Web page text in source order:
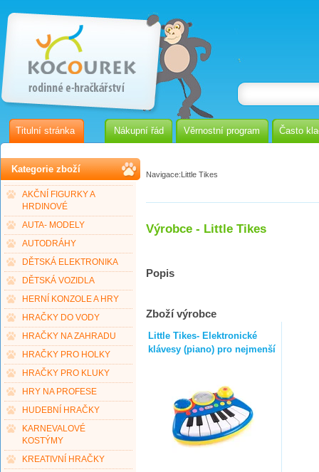
Titulní stránka Nákupní řád Věrnostní program Často
Kategorie zboží
AKČNÍ FIGURKY A
HRDINOVÉ
AUTA- MODELY
AUTODRÁHY
DĚTSKÁ ELEKTRONIKA
DĚTSKÁ VOZIDLA
HERNÍ KONZOLE A HRY
HRAČKY DO VODY
HRAČKY NA ZAHRADU
HRAČKY PRO HOLKY
HRAČKY PRO KLUKY
HRY NA PROFESE
HUDEBNÍ HRAČKY
KARNEVALOVÉ
KOSTÝMY
KREATIVNÍ HRAČKY
Navigace:Little Tikes
Výrobce - Little Tikes
Popis
Zboží výrobce
Little Tikes- Elektronické
klávesy (piano) pro nejmenší